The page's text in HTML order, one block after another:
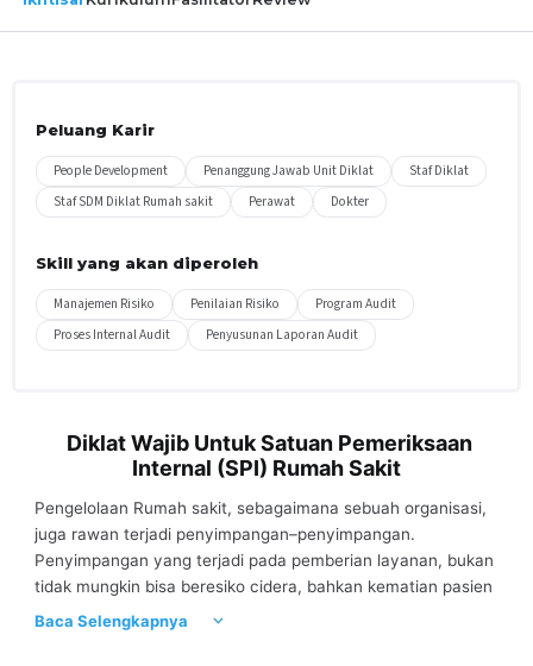
Peluang Karir
People Development Penanggung Jawab Unit Diklat
Staf Diklat
Staf SDM Diklat Rumah sakit
Perawat Dokter
Skill yang akan diperoleh
Manajemen Risiko Penilaian Risiko
Program Audit
Proses Internal Audit
Penyusunan Laporan Audit
Diklat Wajib Untuk Satuan Pemeriksaan
Internal (SPI) Rumah Sakit
Pengelolaan Rumah sakit, sebagaimana sebuah organisasi,
juga rawan terjadi penyimpangan–penyimpangan.
Penyimpangan yang terjadi pada pemberian layanan, bukan
tidak mungkin bisa beresiko cidera, bahkan kematian pasien
dan berlanjut pada tuntutan hukum. Begitu juga bila yang
Baca Selengkapnya